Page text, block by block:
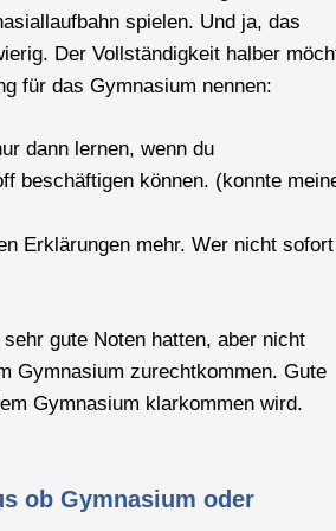
spielen. Und ja, das
Der Vollständigkeit halber
für das Gymnasium nennen:
dann lernen, wenn du
beschäftigen können. (konnte
Erklärungen mehr. Wer nicht sofort
gute Noten hatten, aber nicht
Gymnasium zurechtkommen. Gute
Gymnasium klarkommen wird.
ob Gymnasium oder